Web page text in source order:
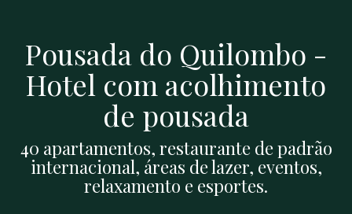
Pousada do Quilombo -
Hotel com acolhimento
de pousada
40 apartamentos, restaurante de padrão
internacional, áreas de lazer, eventos,
relaxamento e esportes.